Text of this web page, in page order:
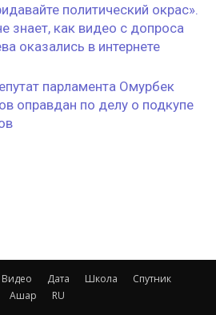
политический окрас».
знает, как видео с допроса
оказались в интернете
парламента Омурбек
оправдан по делу о подкупе
Видео Дата Школа
Спутник
Ашар
RU